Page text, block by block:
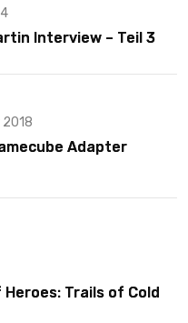
Interview – Teil 3
2018
Adapter
Trails of Cold